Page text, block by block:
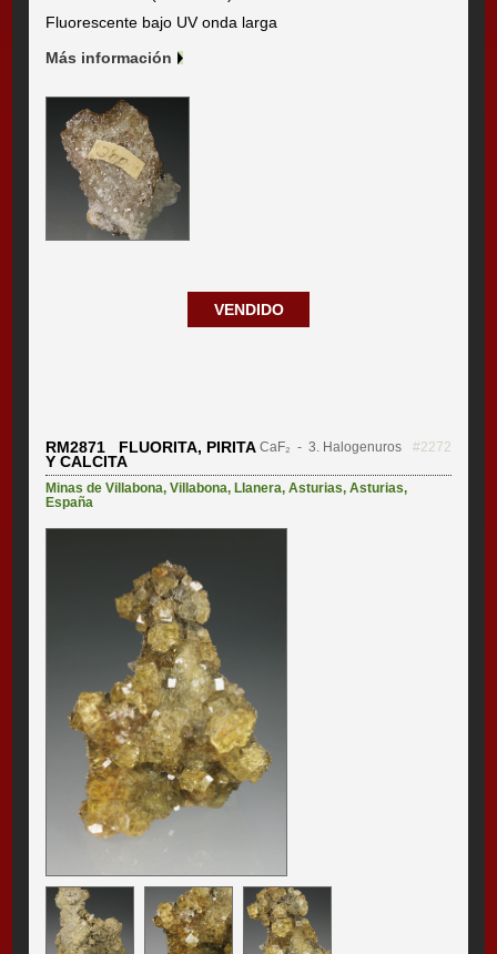
Fluorescente bajo UV onda larga
Más información
VENDIDO
RM2871 FLUORITA, PIRITA
Y CALCITA
CaF₂ - 3. Halogenuros #2272
Minas de Villabona,Villabona, Llanera,Asturias,Asturias,
España